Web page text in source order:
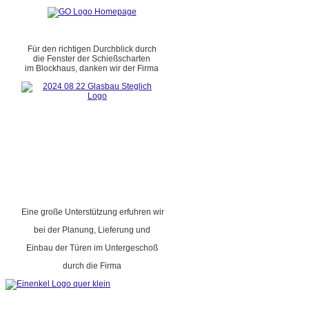
Für den richtigen Durchblick durch
die Fenster der Schießscharten
im Blockhaus, danken wir der Firma
Eine große Unterstützung erfuhren wir
bei der Planung, Lieferung und
Einbau der Türen im Untergeschoß
durch die Firma